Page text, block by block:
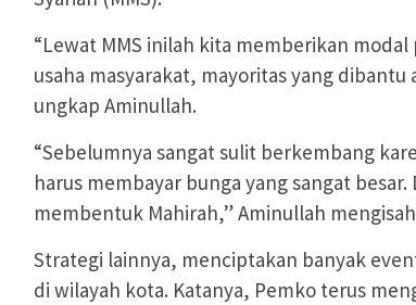
“Lewat MMS inilah kita memberikan
usaha masyarakat, mayoritas yang
ungkap Aminullah.
“Sebelumnya sangat sulit berkembang
harus membayar bunga yang sangat
membentuk Mahirah,” Aminullah
Strategi lainnya, menciptakan banyak
di wilayah kota. Katanya, Pemko terus